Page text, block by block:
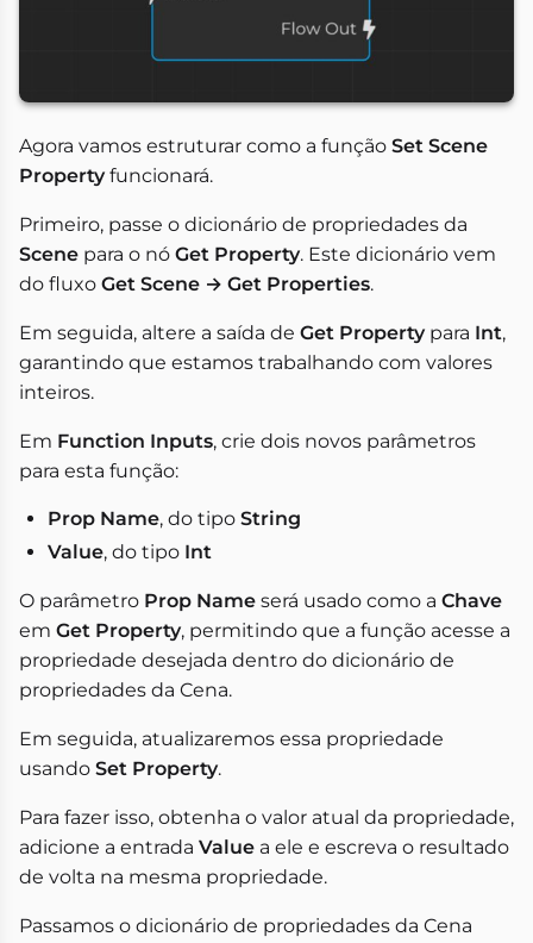
Agora vamos estruturar como a função Set Scene
Propertyfuncionará.
Primeiro, passe o dicionário de propriedades da
Scene para o nó Get Property. Este dicionário vem
do fluxo Get Scene → Get Properties.
Em seguida, altere a saída de Get Propertypara Int,
garantindo que estamos trabalhando com valores
inteiros.
Em Function Inputs, crie dois novos parâmetros
para esta função:
Prop Name, do tipo String
Value, do tipo Int
O parâmetro Prop Name será usado como a Chave
em Get Property, permitindo que a função acesse a
propriedade desejada dentro do dicionário de
propriedades da Cena.
Em seguida, atualizaremos essa propriedade
usando Set Property.
Para fazer isso, obtenha o valor atual da propriedade,
adicione a entrada Value a ele e escreva o resultado
de volta na mesma propriedade.
Passamos o dicionário de propriedades da Cena